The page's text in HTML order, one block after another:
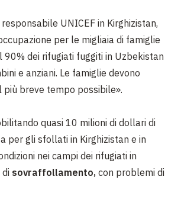
responsabile UNICEF in Kirghizistan,
per le migliaia di famiglie
90% dei rifugiati fuggiti in Uzbekistan
e anziani. Le famiglie devono
più breve tempo possibile».
quasi 10 milioni di dollari di
per gli sfollati in Kirghizistan e in
nei campi dei rifugiati in
sovraffollamento, con problemi di